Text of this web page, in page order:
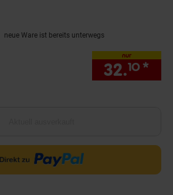
neue Ware ist bereits unterwegs
nur
32.10 *